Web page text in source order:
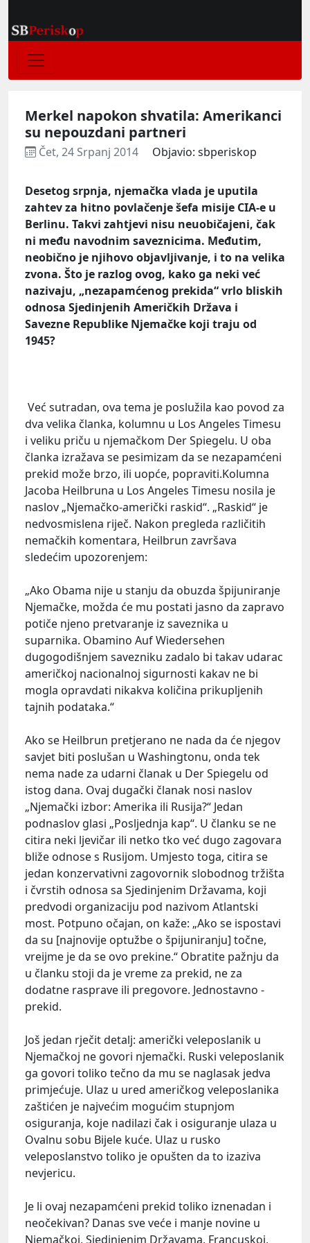
Merkel napokon shvatila: Amerikanci
su nepouzdani partneri
Čet, 24 Srpanj 2014 Objavio: sbperiskop
Desetog srpnja, njemačka vlada je uputila
zahtev za hitno povlačenje šefa misije CIA-e u
Berlinu. Takvi zahtjevi nisu neuobičajeni, čak
ni među navodnim saveznicima. Međutim,
neobično je njihovo objavljivanje, i to na velika
zvona. Što je razlog ovog, kako ga neki već
nazivaju, „nezapamćenog prekida“ vrlo bliskih
odnosa Sjedinjenih Američkih Država i
Savezne Republike Njemačke koji traju od
1945?
Već sutradan, ova tema je poslužila kao povod za
dva velika članka, kolumnu u Los Angeles Timesu
i veliku priču u njemačkom Der Spiegelu. U oba
članka izražava se pesimizam da se nezapamćeni
prekid može brzo, ili uopće, popraviti.Kolumna
Jacoba Heilbruna u Los Angeles Timesu nosila je
naslov „Njemačko-američki raskid“. „Raskid“ je
nedvosmislena riječ. Nakon pregleda različitih
nemačkih komentara, Heilbrun završava
sledećim upozorenjem:
„Ako Obama nije u stanju da obuzda špijuniranje
Njemačke, možda će mu postati jasno da zapravo
potiče njeno pretvaranje iz saveznika u
suparnika. Obamino Auf Wiedersehen
dugogodišnjem savezniku zadalo bi takav udarac
američkoj nacionalnoj sigurnosti kakav ne bi
mogla opravdati nikakva količina prikupljenih
tajnih podataka.“
Ako se Heilbrun pretjerano ne nada da će njegov
savjet biti poslušan u Washingtonu, onda tek
nema nade za udarni članak u Der Spiegelu od
istog dana. Ovaj dugački članak nosi naslov
„Njemački izbor: Amerika ili Rusija?“ Jedan
podnaslov glasi „Posljednja kap“. U članku se ne
citira neki ljevičar ili netko tko već dugo zagovara
bliže odnose s Rusijom. Umjesto toga, citira se
jedan konzervativni zagovornik slobodnog tržišta
i čvrstih odnosa sa Sjedinjenim Državama, koji
predvodi organizaciju pod nazivom Atlantski
most. Potpuno očajan, on kaže: „Ako se ispostavi
da su [najnovije optužbe o špijuniranju] točne,
vreijme je da se ovo prekine.“ Obratite pažnju da
u članku stoji da je vreme za prekid, ne za
dodatne rasprave ili pregovore. Jednostavno -
prekid.
Još jedan rječit detalj: američki veleposlanik u
Njemačkoj ne govori njemački. Ruski veleposlanik
ga govori toliko tečno da mu se naglasak jedva
primjećuje. Ulaz u ured američkog veleposlanika
zaštićen je najvećim mogućim stupnjom
osiguranja, koje nadilazi čak i osiguranje ulaza u
Ovalnu sobu Bijele kuće. Ulaz u rusko
veleposlanstvo toliko je opušten da to izaziva
nevjericu.
Je li ovaj nezapamćeni prekid toliko iznenadan i
neočekivan? Danas sve veće i manje novine u
Njemačkoj, Sjedinjenim Državama, Francuskoj,